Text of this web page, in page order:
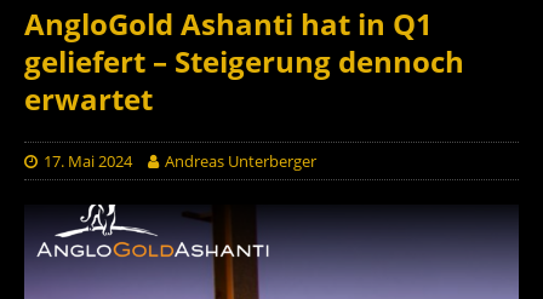
AngloGold Ashanti hat in Q1
geliefert – Steigerung dennoch
erwartet
17. Mai 2024 Andreas Unterberger